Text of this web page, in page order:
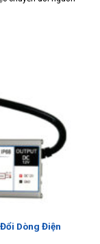
Dòng Điện